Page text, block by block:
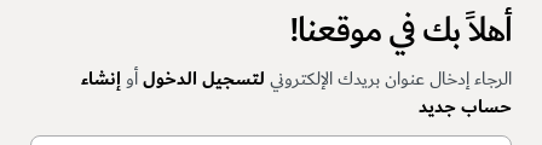
أهلاً بك في موقعنا!
الرجاء إدخال عنوان بريدك الإلكترونيلتسجيل الدخولأوإنشاء
حساب جديد